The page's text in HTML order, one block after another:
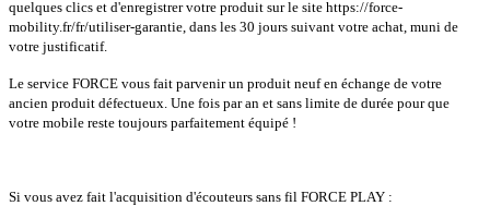
quelques clics et d'enregistrer votre produit sur le site https://force-
mobility.fr/fr/utiliser-garantie, dans les 30 jours suivant votre achat, muni de
votre justificatif.
Le service FORCE vous fait parvenir un produit neuf en échange de votre
ancien produit défectueux. Une fois par an et sans limite de durée pour que
votre mobile reste toujours parfaitement équipé !
Si vous avez fait l'acquisition d'écouteurs sans fil FORCE PLAY :